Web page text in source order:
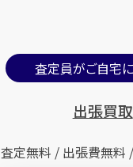
査定員がご自宅
出張買取
査定無料 / 出張費無料